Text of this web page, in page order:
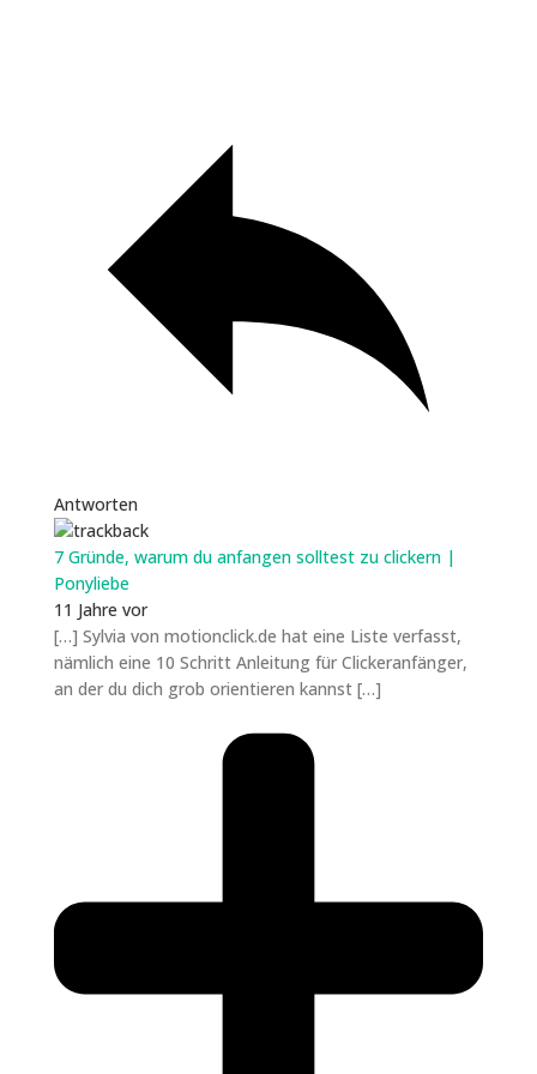
Antworten
7 Gründe, warum du anfangen solltest zu clickern |
Ponyliebe
11 Jahre vor
[…] Sylvia von motionclick.de hat eine Liste verfasst,
nämlich eine 10 Schritt Anleitung für Clickeranfänger,
an der du dich grob orientieren kannst […]